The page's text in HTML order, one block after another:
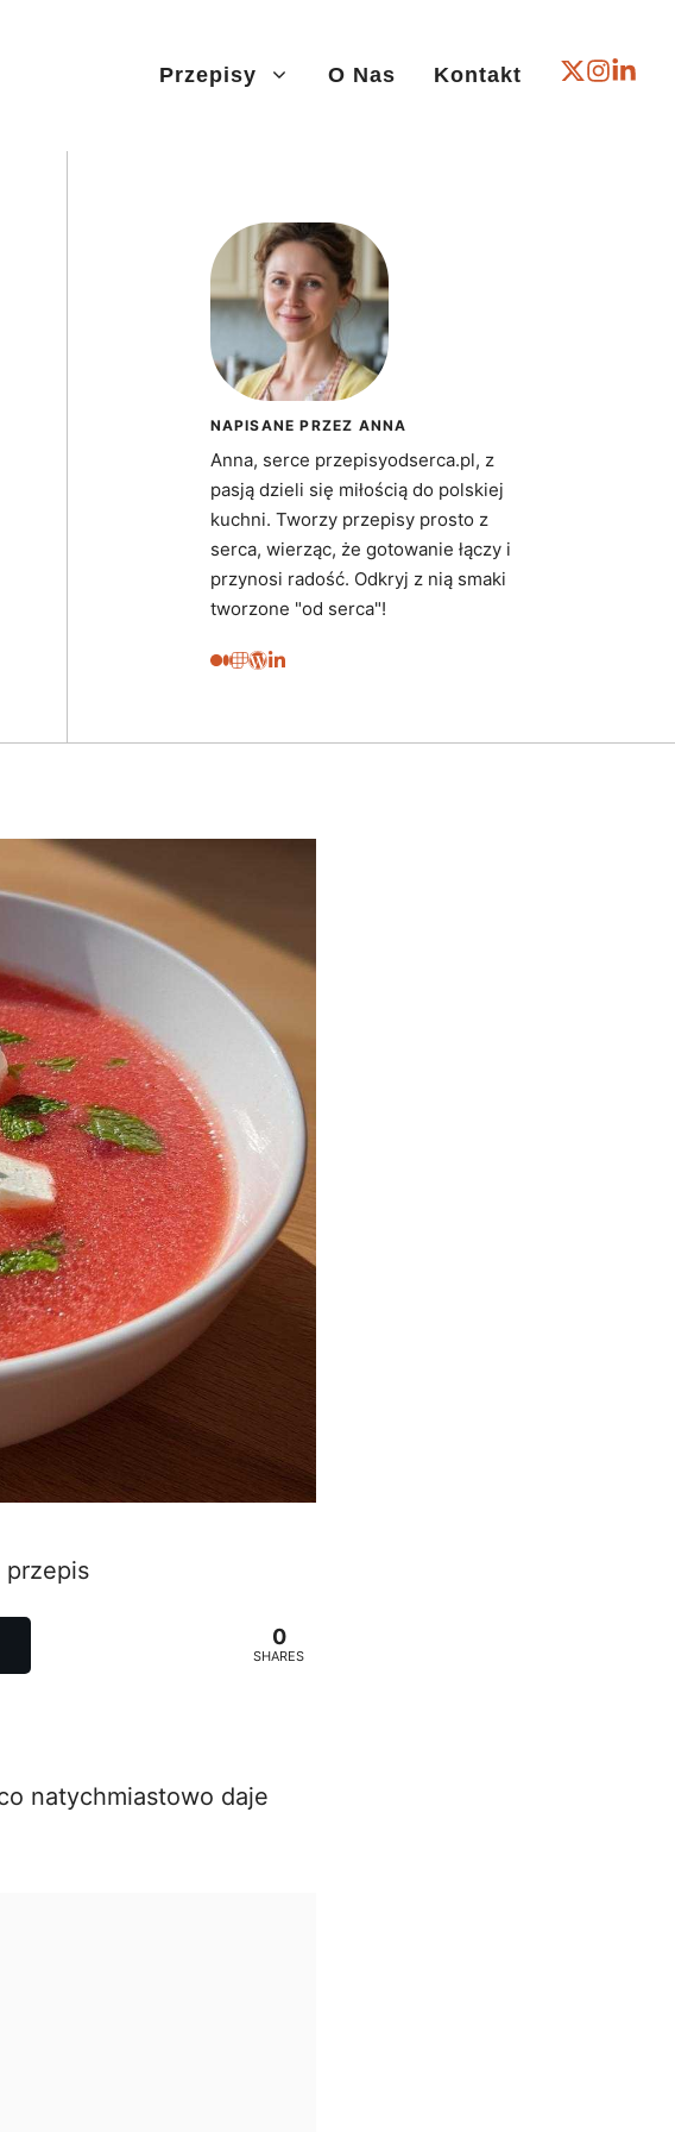
Przepisy O Nas Kontakt
NAPISANE PRZEZ ANNA
Anna, serce przepisyodserca.pl, z
pasją dzieli się miłością do polskiej
kuchni. Tworzy przepisy prosto z
serca, wierząc, że gotowanie łączy i
przynosi radość. Odkryj z nią smaki
tworzone "od serca"!
przepis
0
SHARES
natychmiastowo daje